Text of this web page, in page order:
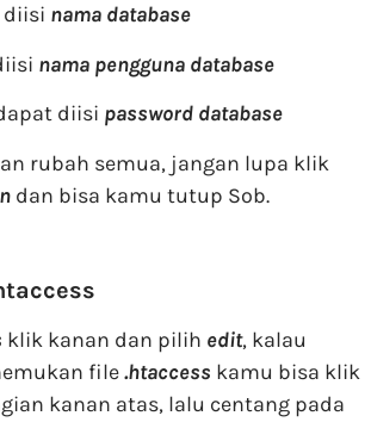
diisi nama database
nama pengguna database
diisi password database
rubah semua, jangan lupa klik
dan bisa kamu tutup Sob.
klik kanan dan pilih edit, kalau
file.htaccess kamu bisa klik
kanan atas, lalu centang pada